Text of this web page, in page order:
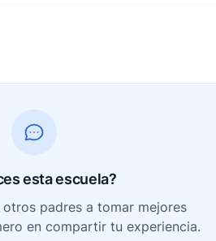
esta escuela?
padres a tomar mejores
en compartir tu experiencia.